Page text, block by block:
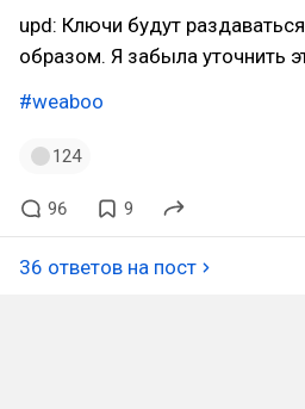
upd: Ключи будут
образом. Я забыла уточнить
#weaboo
124
96 9
36 ответов на пост